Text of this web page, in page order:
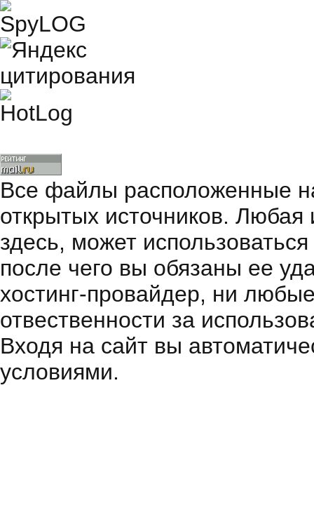
Все файлы расположенные
открытых источников.
здесь, может
после чего вы обязаны ее
хостинг-провайдер, ни
отвественности за
Входя на сайт вы
условиями.